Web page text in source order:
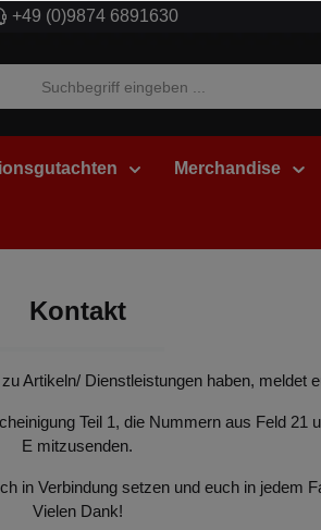
+49 (0)9874 6891630
Merchandise
Kontakt
Artikeln/ Dienstleistungen haben, meldet
Teil 1, die Nummern aus Feld
E mitzusenden.
in Verbindung setzen und euch in jedem
Vielen Dank!